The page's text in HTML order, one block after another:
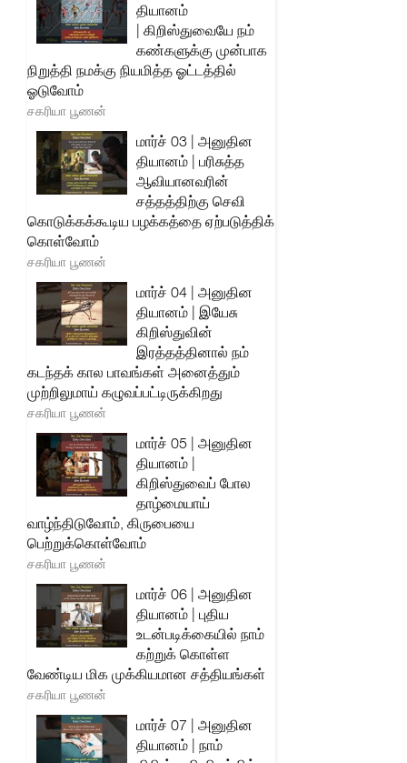
தியானம்
| கிறிஸ்துவையே நம்
கண்களுக்கு முன்பாக
நிறுத்தி நமக்கு நியமித்த ஓட்டத்தில்
ஓடுவோம்
சகரியா பூணன்
மார்ச் 03 | அனுதின
தியானம் | பரிசுத்த
ஆவியானவரின்
சத்தத்திற்கு செவி
கொடுக்கக்கூடிய பழக்கத்தை ஏற்படுத்திக்
கொள்வோம்
சகரியா பூணன்
மார்ச் 04 | அனுதின
தியானம் | இயேசு
கிறிஸ்துவின்
இரத்தத்தினால் நம்
கடந்தக் கால பாவங்கள் அனைத்தும்
முற்றிலுமாய் கழுவப்பட்டிருக்கிறது
சகரியா பூணன்
மார்ச் 05 | அனுதின
தியானம் |
கிறிஸ்துவைப் போல
தாழ்மையாய்
வாழ்ந்திடுவோம், கிருபையை
பெற்றுக்கொள்வோம்
சகரியா பூணன்
மார்ச் 06 | அனுதின
தியானம் | புதிய
உடன்படிக்கையில் நாம்
கற்றுக் கொள்ள
வேண்டிய மிக முக்கியமான சத்தியங்கள்
சகரியா பூணன்
மார்ச் 07 | அனுதின
தியானம் | நாம்